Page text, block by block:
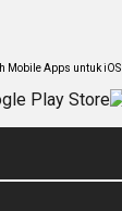
Mobile Apps untuk